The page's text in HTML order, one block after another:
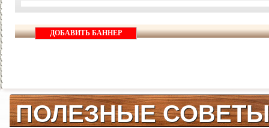
ДОБАВИТЬ БАННЕР
ПОЛЕЗНЫЕ СОВЕТЫ